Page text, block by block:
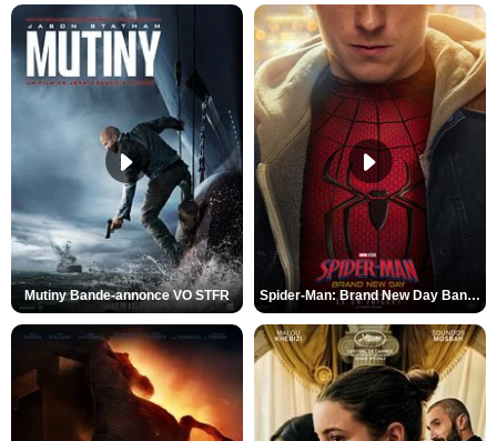
Mutiny Bande-annonce VO STFR Spider-Man: Brand New Day Bande-annonce VO STFR